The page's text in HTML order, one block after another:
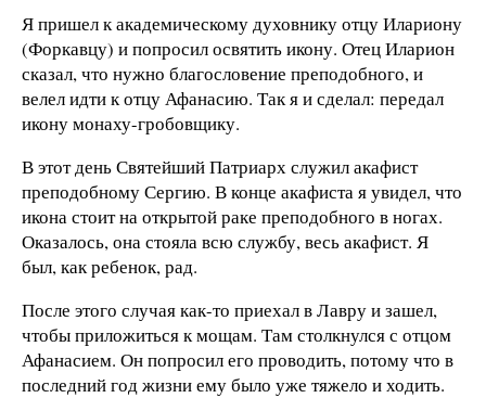
Я пришел к академическому духовнику отцу Илариону
(Форкавцу) и попросил освятить икону. Отец Иларион
сказал, что нужно благословение преподобного, и
велел идти к отцу Афанасию. Так я и сделал: передал
икону монаху-гробовщику.
В этот день Святейший Патриарх служил акафист
преподобному Сергию. В конце акафиста я увидел, что
икона стоит на открытой раке преподобного в ногах.
Оказалось, она стояла всю службу, весь акафист. Я
был, как ребенок, рад.
После этого случая как-то приехал в Лавру и зашел,
чтобы приложиться к мощам. Там столкнулся с отцом
Афанасием. Он попросил его проводить, потому что в
последний год жизни ему было уже тяжело и ходить.